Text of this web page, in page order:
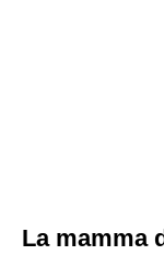
La mamma